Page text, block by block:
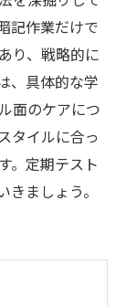
記作業だけで
り、戦略的に
、具体的な学
面のケアにつ
タイルに合っ
。定期テスト
ましょう。